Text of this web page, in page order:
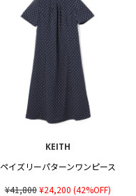
KEITH
ペイズリーパターンワンピース
¥41,800¥24,200 (42%OFF)